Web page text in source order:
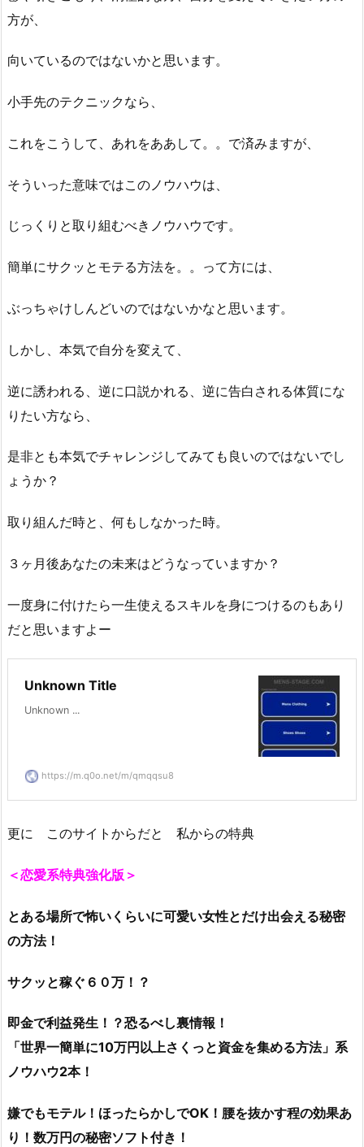
方が、
向いているのではないかと思います。
小手先のテクニックなら、
これをこうして、あれをああして。。で済みますが、
そういった意味ではこのノウハウは、
じっくりと取り組むべきノウハウです。
簡単にサクッとモテる方法を。。って方には、
ぶっちゃけしんどいのではないかなと思います。
しかし、本気で自分を変えて、
逆に誘われる、逆に口説かれる、逆に告白される体質にな
りたい方なら、
是非とも本気でチャレンジしてみても良いのではないでし
ょうか？
取り組んだ時と、何もしなかった時。
３ヶ月後あなたの未来はどうなっていますか？
一度身に付けたら一生使えるスキルを身につけるのもあり
だと思いますよー
Unknown Title
Unknown ...
https://m.q0o.net/m/qmqqsu8
更に このサイトからだと 私からの特典
＜恋愛系特典強化版＞
とある場所で怖いくらいに可愛い女性とだけ出会える秘密
の方法！
サクッと稼ぐ６０万！？
即金で利益発生！？恐るべし裏情報！
「世界一簡単に10万円以上さくっと資金を集める方法」系
ノウハウ2本！
嫌でもモテル！ほったらかしでOK！腰を抜かす程の効果あ
り！数万円の秘密ソフト付き！